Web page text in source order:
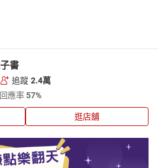
書
追蹤 2.4萬
回應率57%
逛店舖